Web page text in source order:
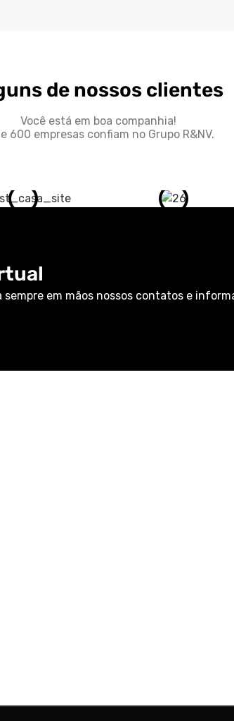
de nossos clientes
Você está em boa companhia!
600 empresas confiam no Grupo R&NV.
em mãos nossos contatos e